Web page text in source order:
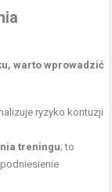
warto wprowadzić
ryzyko kontuzji
treningu; to